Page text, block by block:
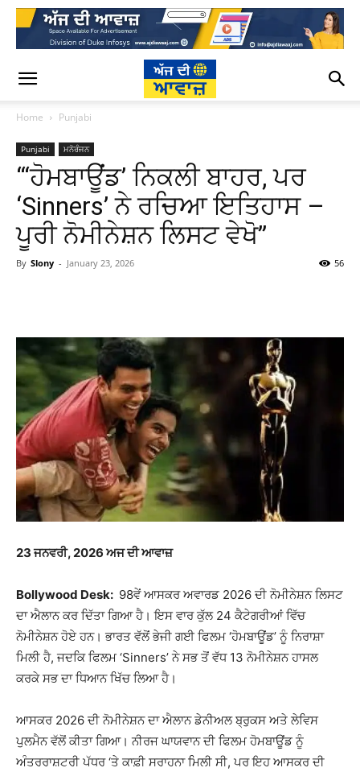
Home Punjabi
Punjabi ਮਨੋਰੰਜਨ
“‘ਹੋਮਬਾਊਂਡ’ ਨਿਕਲੀ ਬਾਹਰ, ਪਰ
‘Sinners’ ਨੇ ਰਚਿਆ ਇਤਿਹਾਸ –
ਪੂਰੀ ਨੋਮੀਨੇਸ਼ਨ ਲਿਸਟ ਵੇਖੋ”
By Slony - January 23, 2026 56
23 ਜਨਵਰੀ, 2026 ਅਜ ਦੀ ਆਵਾਜ਼
Bollywood Desk: 98ਵੇਂ ਆਸਕਰ ਅਵਾਰਡ 2026 ਦੀ ਨੋਮੀਨੇਸ਼ਨ ਲਿਸਟ
ਦਾ ਐਲਾਨ ਕਰ ਦਿੱਤਾ ਗਿਆ ਹੈ। ਇਸ ਵਾਰ ਕੁੱਲ 24 ਕੈਟੇਗਰੀਆਂ ਵਿੱਚ
ਨੋਮੀਨੇਸ਼ਨ ਹੋਏ ਹਨ। ਭਾਰਤ ਵੱਲੋਂ ਭੇਜੀ ਗਈ ਫਿਲਮ ‘ਹੋਮਬਾਊਂਡ’ ਨੂੰ ਨਿਰਾਸ਼ਾ
ਮਿਲੀ ਹੈ, ਜਦਕਿ ਫਿਲਮ ‘Sinners’ ਨੇ ਸਭ ਤੋਂ ਵੱਧ 13 ਨੋਮੀਨੇਸ਼ਨ ਹਾਸਲ
ਕਰਕੇ ਸਭ ਦਾ ਧਿਆਨ ਖਿੱਚ ਲਿਆ ਹੈ।
ਆਸਕਰ 2026 ਦੀ ਨੋਮੀਨੇਸ਼ਨ ਦਾ ਐਲਾਨ ਡੇਨੀਅਲ ਬ੍ਰੁਕਸ ਅਤੇ ਲੇਵਿਸ
ਪੁਲਮੈਨ ਵੱਲੋਂ ਕੀਤਾ ਗਿਆ। ਨੀਰਜ ਘਾਯਵਾਨ ਦੀ ਫਿਲਮ ਹੋਮਬਾਊਂਡ ਨੂੰ
ਅੰਤਰਰਾਸ਼ਟਰੀ ਪੱਧਰ ‘ਤੇ ਕਾਫ਼ੀ ਸਰਾਹਨਾ ਮਿਲੀ ਸੀ, ਪਰ ਇਹ ਆਸਕਰ ਦੀ